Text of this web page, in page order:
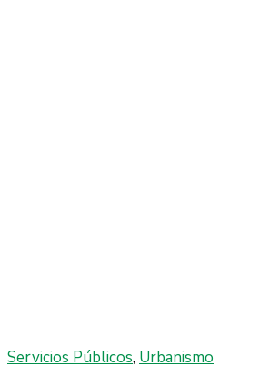
Servicios Públicos‚ Urbanismo